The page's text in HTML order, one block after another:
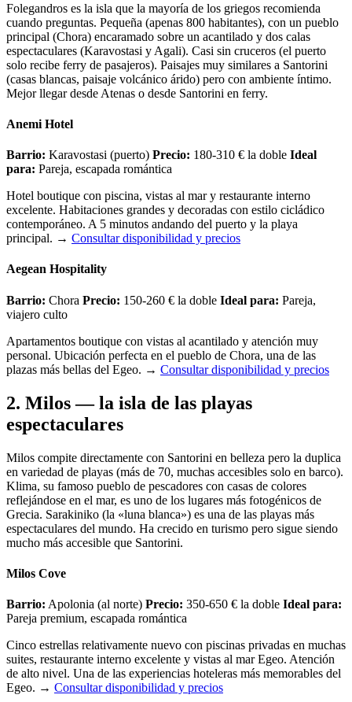
Folegandros es la isla que la mayoría de los griegos recomienda
cuando preguntas. Pequeña (apenas 800 habitantes), con un pueblo
principal (Chora) encaramado sobre un acantilado y dos calas
espectaculares (Karavostasi y Agali). Casi sin cruceros (el puerto
solo recibe ferry de pasajeros). Paisajes muy similares a Santorini
(casas blancas, paisaje volcánico árido) pero con ambiente íntimo.
Mejor llegar desde Atenas o desde Santorini en ferry.
Anemi Hotel
Barrio: Karavostasi (puerto) Precio: 180-310 € la doble Ideal
para: Pareja, escapada romántica
Hotel boutique con piscina, vistas al mar y restaurante interno
excelente. Habitaciones grandes y decoradas con estilo cicládico
contemporáneo. A 5 minutos andando del puerto y la playa
principal. → Consultar disponibilidad y precios
Aegean Hospitality
Barrio: Chora Precio: 150-260 € la doble Ideal para: Pareja,
viajero culto
Apartamentos boutique con vistas al acantilado y atención muy
personal. Ubicación perfecta en el pueblo de Chora, una de las
plazas más bellas del Egeo. → Consultar disponibilidad y precios
2. Milos — la isla de las playas
espectaculares
Milos compite directamente con Santorini en belleza pero la duplica
en variedad de playas (más de 70, muchas accesibles solo en barco).
Klima, su famoso pueblo de pescadores con casas de colores
reflejándose en el mar, es uno de los lugares más fotogénicos de
Grecia. Sarakiniko (la «luna blanca») es una de las playas más
espectaculares del mundo. Ha crecido en turismo pero sigue siendo
mucho más accesible que Santorini.
Milos Cove
Barrio: Apolonia (al norte) Precio: 350-650 € la doble Ideal para:
Pareja premium, escapada romántica
Cinco estrellas relativamente nuevo con piscinas privadas en muchas
suites, restaurante interno excelente y vistas al mar Egeo. Atención
de alto nivel. Una de las experiencias hoteleras más memorables del
Egeo. → Consultar disponibilidad y precios